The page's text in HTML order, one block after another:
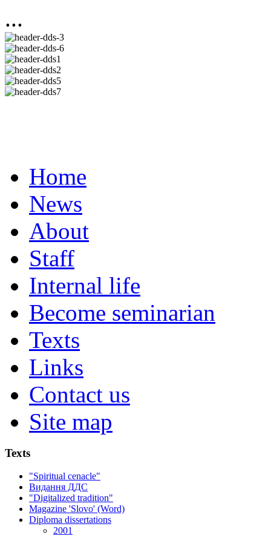
...
Home
News
About
Staff
Internal life
Become seminarian
Texts
Links
Contact us
Site map
Texts
"Spiritual cenacle"
Видання ДДС
"Digitalized tradition"
Magazine 'Slovo' (Word)
Diploma dissertations
2001